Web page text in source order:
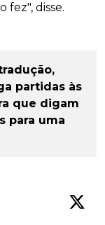
fez", disse.
partidas às
que digam
para uma